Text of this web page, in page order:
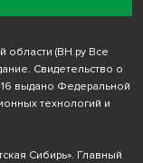
области (ВН.ру Все
Свидетельство о
выдано Федеральной
технологий и
Сибирь». Главный